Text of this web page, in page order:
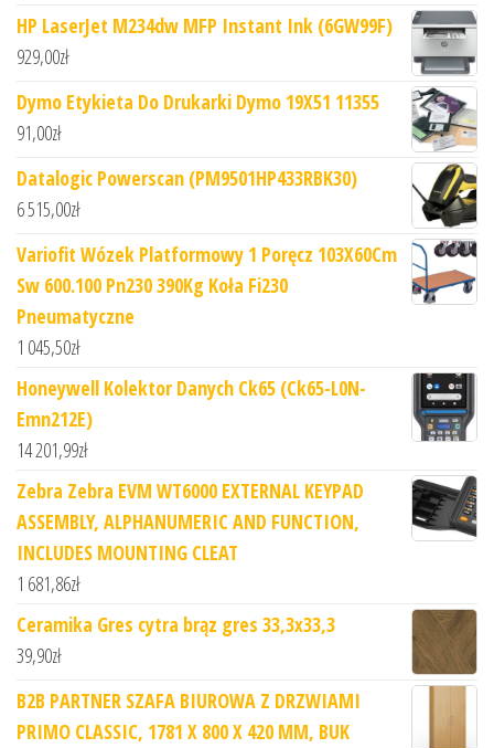
HP LaserJet M234dw MFP Instant Ink (6GW99F)
929,00zł
Dymo Etykieta Do Drukarki Dymo 19X51 11355
91,00zł
Datalogic Powerscan (PM9501HP433RBK30)
6 515,00zł
Variofit Wózek Platformowy 1 Poręcz 103X60Cm
Sw 600.100 Pn230 390Kg Koła Fi230
Pneumatyczne
1 045,50zł
Honeywell Kolektor Danych Ck65 (Ck65-L0N-
Emn212E)
14 201,99zł
Zebra Zebra EVM WT6000 EXTERNAL KEYPAD
ASSEMBLY, ALPHANUMERIC AND FUNCTION,
INCLUDES MOUNTING CLEAT
1 681,86zł
Ceramika Gres cytra brąz gres 33,3x33,3
39,90zł
B2B PARTNER SZAFA BIUROWA Z DRZWIAMI
PRIMO CLASSIC, 1781 X 800 X 420 MM, BUK